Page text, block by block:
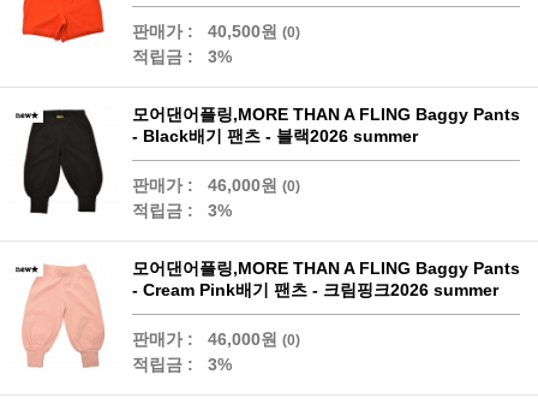
판매가 : 40,500원 (0)
적립금 : 3%
모어댄어플링,MORE THAN A FLING Baggy Pants
- Black배기 팬츠 - 블랙2026 summer
판매가 : 46,000원 (0)
적립금 : 3%
모어댄어플링,MORE THAN A FLING Baggy Pants
- Cream Pink배기 팬츠 - 크림핑크2026 summer
판매가 : 46,000원 (0)
적립금 : 3%